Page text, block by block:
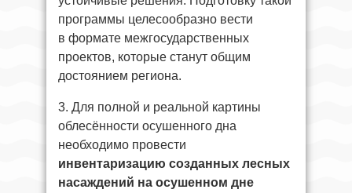
программы целесообразно вести
в формате межгосударственных
проектов, которые станут общим
достоянием региона.
3. Для полной и реальной картины
облесённости осушенного дна
необходимо провести
инвентаризацию созданных лесных
насаждений на осушенном дне